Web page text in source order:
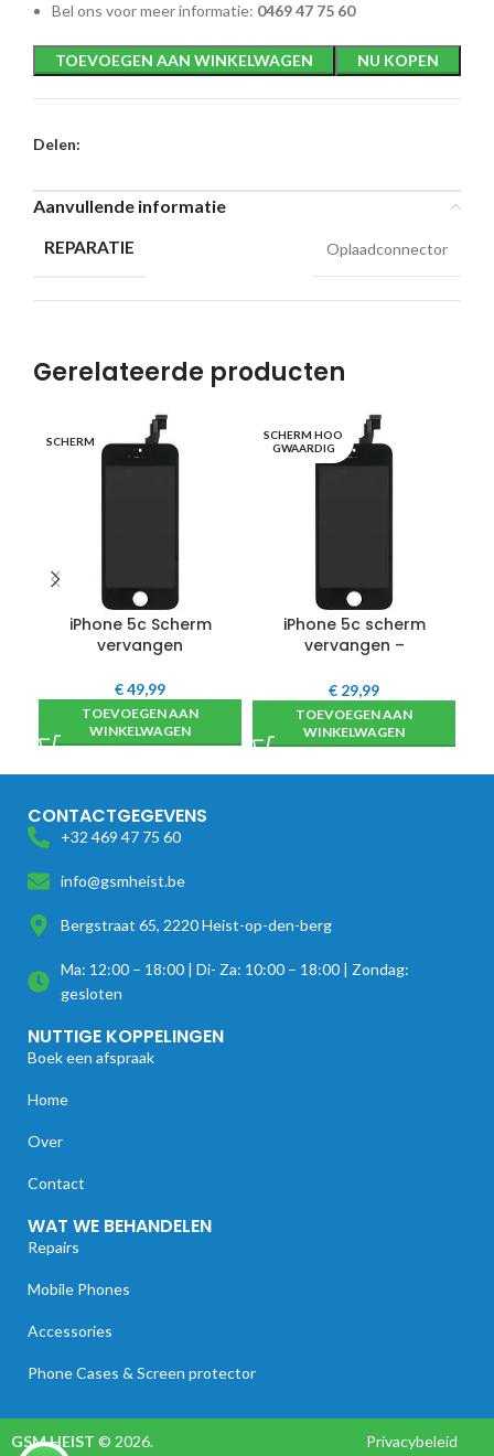
Bel ons voor meer informatie: 0469 47 75 60
TOEVOEGEN AAN WINKELWAGEN NU KOPEN
Delen:
Aanvullende informatie
REPARATIE Oplaadconnector
Gerelateerde producten
SCHERM
iPhone 5c Scherm
vervangen
€49,99
TOEVOEGEN AAN
WINKELWAGEN
SCHERM HOO
GWAARDIG
iPhone 5c scherm
vervangen –
€ 29,99
TOEVOEGEN AAN
WINKELWAGEN
CONTACTGEGEVENS
+32 469 47 75 60
info@gsmheist.be
Bergstraat 65, 2220 Heist-op-den-berg
Ma: 12:00 – 18:00 | Di- Za: 10:00 – 18:00 | Zondag:
gesloten
NUTTIGE KOPPELINGEN
Boek een afspraak
Home
Over
Contact
WAT WE BEHANDELEN
Repairs
Mobile Phones
Accessories
Phone Cases & Screen protector
GSM HEIST © 2026. Privacybeleid